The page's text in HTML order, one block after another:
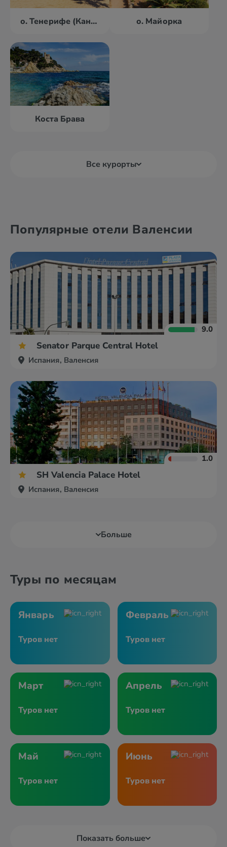
о. Тенерифе (Канары) о. Майорка
Коста Брава
Все курорты
Бакейра-Берет Бильбао
Популярные отели Валенсии
9.0
Senator Parque Central Hotel
Испания, Валенсия
1.0
SH Valencia Palace Hotel
Испания, Валенсия
Больше
Туры по месяцам
Январь
Туров нет
Февраль
Туров нет
Март
Туров нет
Апрель
Туров нет
Май
Туров нет
Июнь
Туров нет
Показать больше